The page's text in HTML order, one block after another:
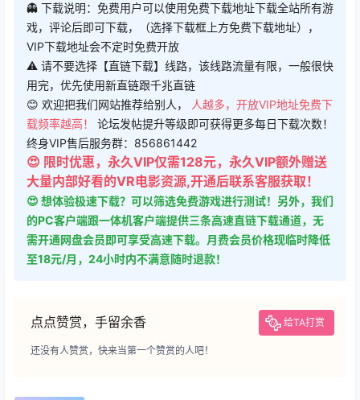
👻 下载说明：免费用户可以使用免费下载地址下载全站所有游
戏，评论后即可下载，（选择下载框上方免费下载地址），
VIP下载地址会不定时免费开放
⚠ 请不要选择【直链下载】线路，该线路流量有限，一般很快
用完，优先使用新直链跟千兆直链
😊 欢迎把我们网站推荐给别人， 人越多，开放VIP地址免费下
载频率越高！ 论坛发帖提升等级即可获得更多每日下载次数！
终身VIP售后服务群：856861442
😍 限时优惠，永久VIP仅需128元，永久VIP额外赠送
大量内部好看的VR电影资源,开通后联系客服获取！
😍 想体验极速下载？可以筛选免费游戏进行测试！另外，我们
的PC客户端跟一体机客户端提供三条高速直链下载通道，无
需开通网盘会员即可享受高速下载。月费会员价格现临时降低
至18元/月，24小时内不满意随时退款！
点点赞赏，手留余香 给TA打赏
还没有人赞赏，快来当第一个赞赏的人吧！